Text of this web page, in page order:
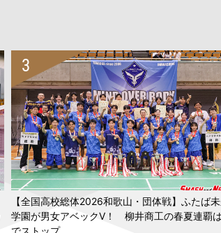
【全国高校総体2026和歌山・団体戦】ふたば
学園が男女アベックV！ 柳井商工の春夏連覇
でストップ